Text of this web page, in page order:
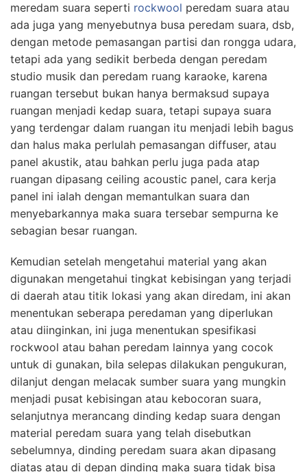
meredam suara seperti rockwool peredam suara atau
ada juga yang menyebutnya busa peredam suara, dsb,
dengan metode pemasangan partisi dan rongga udara,
tetapi ada yang sedikit berbeda dengan peredam
studio musik dan peredam ruang karaoke, karena
ruangan tersebut bukan hanya bermaksud supaya
ruangan menjadi kedap suara, tetapi supaya suara
yang terdengar dalam ruangan itu menjadi lebih bagus
dan halus maka perlulah pemasangan diffuser, atau
panel akustik, atau bahkan perlu juga pada atap
ruangan dipasang ceiling acoustic panel, cara kerja
panel ini ialah dengan memantulkan suara dan
menyebarkannya maka suara tersebar sempurna ke
sebagian besar ruangan.
Kemudian setelah mengetahui material yang akan
digunakan mengetahui tingkat kebisingan yang terjadi
di daerah atau titik lokasi yang akan diredam, ini akan
menentukan seberapa peredaman yang diperlukan
atau diinginkan, ini juga menentukan spesifikasi
rockwool atau bahan peredam lainnya yang cocok
untuk di gunakan, bila selepas dilakukan pengukuran,
dilanjut dengan melacak sumber suara yang mungkin
menjadi pusat kebisingan atau kebocoran suara,
selanjutnya merancang dinding kedap suara dengan
material peredam suara yang telah disebutkan
sebelumnya, dinding peredam suara akan dipasang
diatas atau di depan dinding maka suara tidak bisa